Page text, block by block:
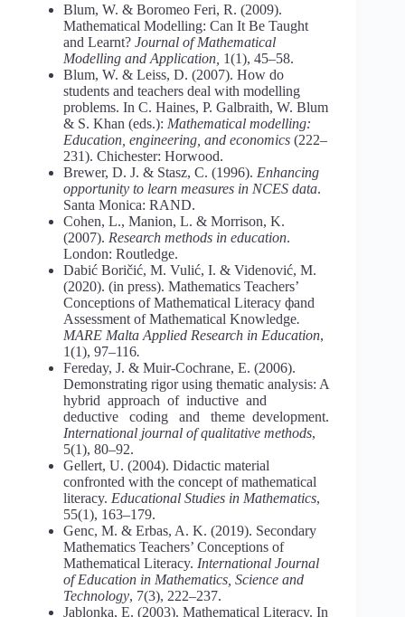
Blum, W. & Boromeo Feri, R. (2009).
Mathematical Modelling: Can It Be Taught
and Learnt? Journal of Mathematical
Modelling and Application, 1(1), 45–58.
Blum, W. & Leiss, D. (2007). How do
students and teachers deal with modelling
problems. In C. Haines, P. Galbraith, W. Blum
& S. Khan (еds.): Mathematical modelling:
Education, engineering, and economics (222–
231). Chichester: Horwood.
Brewer, D. J. & Stasz, C. (1996). Enhancing
opportunity to learn measures in NCES data.
Santa Monica: RAND.
Cohen, L., Manion, L. & Morrison, K.
(2007). Research methods in education.
London: Routledge.
Dabić Boričić, M. Vulić, I. & Videnović, M.
(2020). (in press). Mathematics Teachers’
Conceptions of Mathematical Literacy фand
Assessment of Mathematical Knowledge.
MARE Malta Applied Research in Education,
1(1), 97–116.
Fereday, J. & Muir-Cochrane, E. (2006).
Demonstrating rigor using thematic analysis: A
hybrid approach of inductive and
deductive coding and theme development.
International journal of qualitative methods,
5(1), 80–92.
Gellert, U. (2004). Didactic material
confronted with the concept of mathematical
literacy. Educational Studies in Mathematics,
55(1), 163–179.
Genc, M. & Erbas, A. K. (2019). Secondary
Mathematics Teachers’ Conceptions of
Mathematical Literacy. International Journal
of Education in Mathematics, Science and
Technology, 7(3), 222–237.
Jablonka, E. (2003). Mathematical Literacy. In